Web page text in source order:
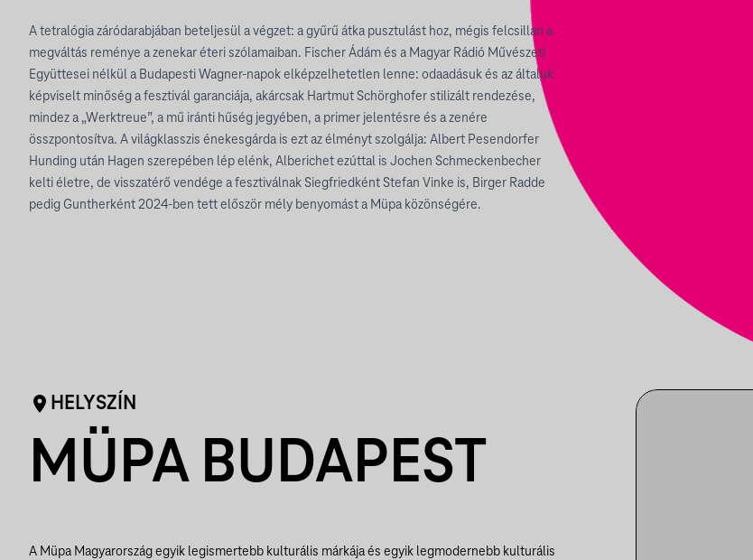
A tetralógia záródarabjában beteljesül a végzet: a gyűrű átka pusztulást hoz, mégis felcsillan a
megváltás reménye a zenekar éteri szólamaiban. Fischer Ádám és a Magyar Rádió Művészeti
Együttesei nélkül a Budapesti Wagner-napok elképzelhetetlen lenne: odaadásuk és az általuk
képviselt minőség a fesztivál garanciája, akárcsak Hartmut Schörghofer stilizált rendezése,
mindez a „Werktreue”, a mű iránti hűség jegyében, a primer jelentésre és a zenére
összpontosítva. A világklasszis énekesgárda is ezt az élményt szolgálja: Albert Pesendorfer
Hunding után Hagen szerepében lép elénk, Alberichet ezúttal is Jochen Schmeckenbecher
kelti életre, de visszatérő vendége a fesztiválnak Siegfriedként Stefan Vinke is, Birger Radde
pedig Guntherként 2024-ben tett először mély benyomást a Müpa közönségére.
HELYSZÍN
MÜPA BUDAPEST
A Müpa Magyarország egyik legismertebb kulturális márkája és egyik legmodernebb kulturális